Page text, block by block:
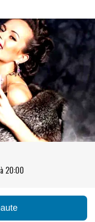
à 20:00